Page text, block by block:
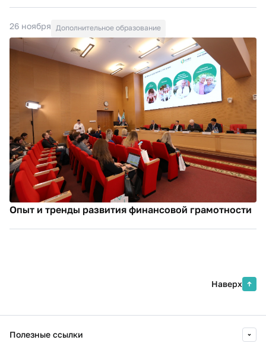
26 ноября Дополнительное образование
Опыт и тренды развития финансовой грамотности
Наверх
Полезные ссылки